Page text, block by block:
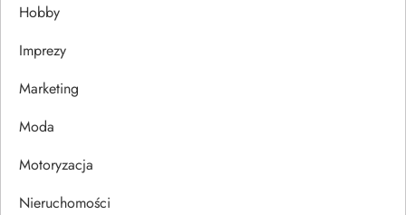
a
w
p
Hobby
Imprezy
Marketing
Moda
Motoryzacja
Nieruchomości